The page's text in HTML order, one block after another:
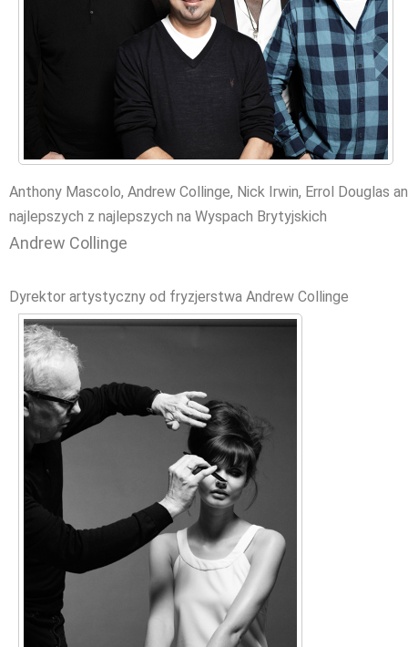
Anthony Mascolo, Andrew Collinge, Nick Irwin, Errol Douglas
najlepszych z najlepszych na Wyspach Brytyjskich
Andrew Collinge
Dyrektor artystyczny od fryzjerstwa Andrew Collinge